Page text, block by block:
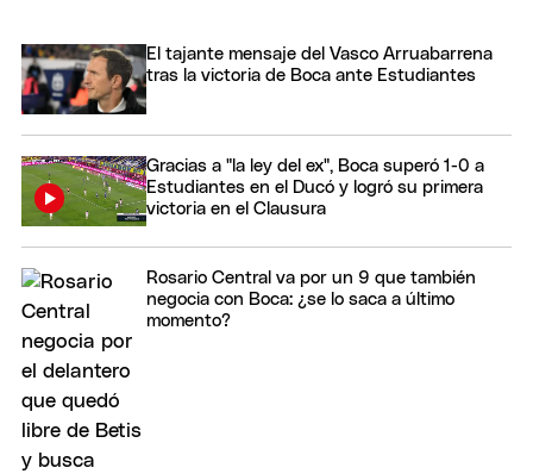
El tajante mensaje del Vasco Arruabarrena
tras la victoria de Boca ante Estudiantes
Gracias a "la ley del ex", Boca superó 1-0 a
Estudiantes en el Ducó y logró su primera
victoria en el Clausura
Rosario Central va por un 9 que también
negocia con Boca: ¿se lo saca a último
momento?